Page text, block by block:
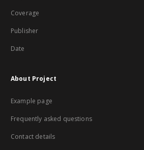
Coverage
Publisher
Date
About Project
Example page
Frequently asked questions
Contact details